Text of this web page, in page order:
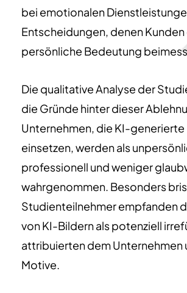
bei emotionalen
Entscheidungen, denen Kunden
persönliche Bedeutung
Die qualitative Analyse der
die Gründe hinter dieser
Unternehmen, die KI-generierte
einsetzen, werden als
professionell und weniger
wahrgenommen. Besonders
Studienteilnehmer empfanden
von KI-Bildern als potenziell
attribuierten dem Unternehmen
Motive.